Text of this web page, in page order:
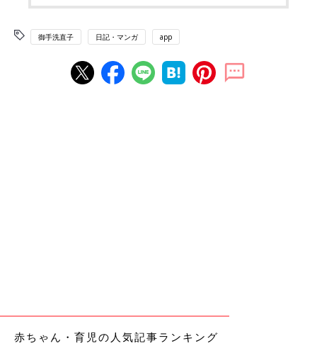
御手洗直子 日記・マンガ app
赤ちゃん・育児の人気記事ランキング